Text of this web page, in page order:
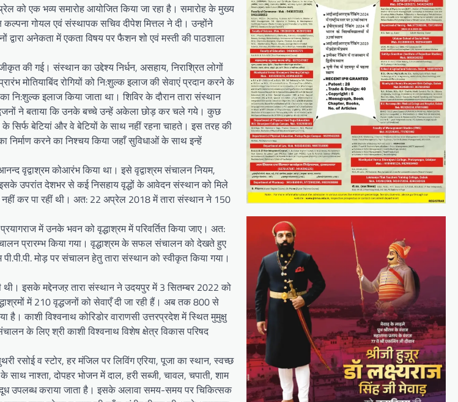
को एक भव्य समारोह आयोजित किया जा रहा है। समारोह के मुख्य
कल्पना गोयल एवं संस्थापक सचिव दीपेश मित्तल ने दी। उन्होंने
द्वारा अनेकता में एकता विषय पर फैशन शो एवं मस्ती की पाठशाला
की गई। संस्थान का उद्देश्य निर्धन, असहाय, निराश्रित लोगों
मोतियाबिंद रोगियों को नि:शुल्क इलाज की सेवाएं प्रदान करने के
नि:शुल्क इलाज किया जाता था। शिविर के दौरान तारा संस्थान
ने बताया कि उनके बच्चे उन्हें अकेला छोड़ कर चले गये। कुछ
सिर्फ बेटियां और वे बेटियों के साथ नहीं रहना चाहते। इस तरह की
निर्माण करने का निश्चय किया जहाँ सुविधाओं के साथ इन्हें
वृद्वाश्रम कोआरंभ किया था। इसे वृद्वाश्रम संचालन नियम,
इसके उपरांत देशभर से कई निसहाय वृद्धों के आवेदन संस्थान को मिले
नहीं कर पा रहीं थी। अत: 22 अप्रेल 2018 में तारा संस्थान ने 150
में उनके भवन को वृद्धाश्रम में परिवर्तित किया जाए। अत:
प्रारम्भ किया गया। वृद्धाश्रम के सफल संचालन को देखते हुए
मोड़ पर संचालन हेतु तारा संस्थान को स्वीकृत किया गया।
थी। इसके मद्देनजऱ तारा संस्थान ने उदयपुर में 3 सितम्बर 2022 को
में 210 वृद्धजनों को सेवाएँ दी जा रही हैं। अब तक 800 से
काशी विश्वनाथ कोरिडोर वाराणसी उत्तरप्रदेश में स्थित मुमुक्षु
के लिए श्री काशी विश्वनाथ विशेष क्षेत्र विकास परिषद
रसोई व स्टोर, हर मंजिल पर लिविंग एरिया, पूजा का स्थान, स्वच्छ
नाश्ता, दोपहर भोजन में दाल, हरी सब्जी, चावल, चपाती, शाम
उपलब्ध कराया जाता है। इसके अलावा समय-समय पर चिकित्सक